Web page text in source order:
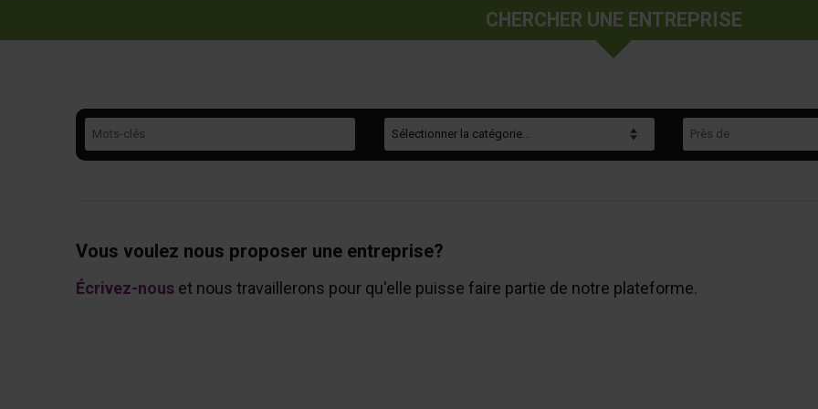
CHERCHER UNE ENTREPRISE
Vous voulez nous proposer une entreprise?
Écrivez-nouset nous travaillerons pour qu'elle puisse faire partie de notre plateforme.